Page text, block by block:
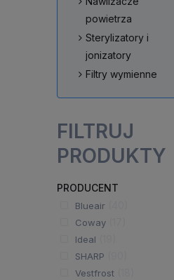
powietrza
Sterylizatory i
jonizatory
Filtry wymienne
FILTRUJ
PRODUKTY
PRODUCENT
Blueair
Coway
Ideal
SHARP
Vestfrost